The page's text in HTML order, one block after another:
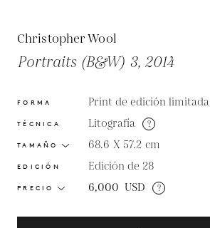
Christopher Wool
Portraits (B&W) 3, 2014
FORMA Print de edición limitada
TÉCNICA Litografía ?
TAMAÑO 68.6 X 57.2 cm
EDICIÓN Edición de 28
PRECIO 6,000 USD ?